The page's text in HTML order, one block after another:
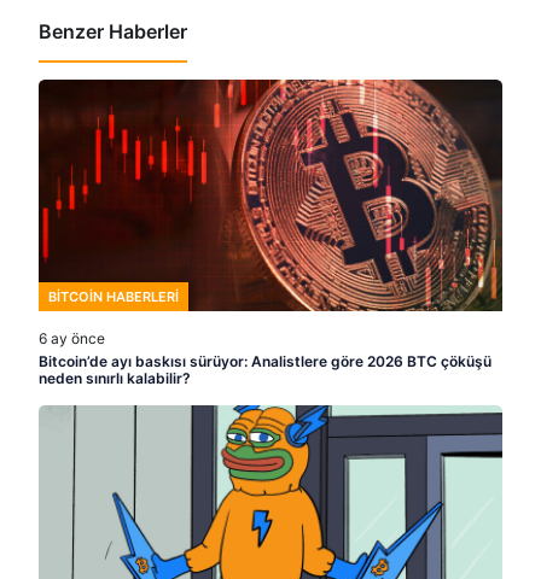
Benzer Haberler
BITCOIN HABERLERI
6 ay önce
Bitcoin’de ayı baskısı sürüyor: Analistlere göre 2026 BTC çöküşü
neden sınırlı kalabilir?